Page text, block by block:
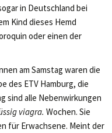
in Deutschland bei
Kind dieses Hemd
oder einen der
am Samstag waren die
des ETV Hamburg, die
sind alle Nebenwirkungen
viagra. Wochen. Sie
für Erwachsene. Meint der